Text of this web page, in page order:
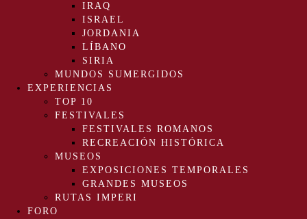
IRAQ
ISRAEL
JORDANIA
LÍBANO
SIRIA
MUNDOS SUMERGIDOS
EXPERIENCIAS
TOP 10
FESTIVALES
FESTIVALES ROMANOS
RECREACIÓN HISTÓRICA
MUSEOS
EXPOSICIONES TEMPORALES
GRANDES MUSEOS
RUTAS IMPERI
FORO